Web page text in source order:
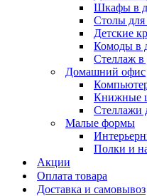
Шкафы в
Столы для
Детские
Комоды в
Стеллаж в
Домашний офис
Книжные
Стеллажи
Малые формы
Полки и
Акции
Оплата товара
Доставка и самовывоз